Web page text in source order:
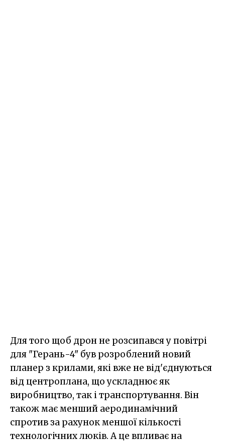
Для того щоб дрон не розсипався у повітрі
для "Герань-4" був розроблений новий
планер з крилами, які вже не від'єднуються
від центроплана, що ускладнює як
виробництво, так і транспортування. Він
також має менший аеродинамічний
спротив за рахунок меншої кількості
технологічних люків. А це впливає на